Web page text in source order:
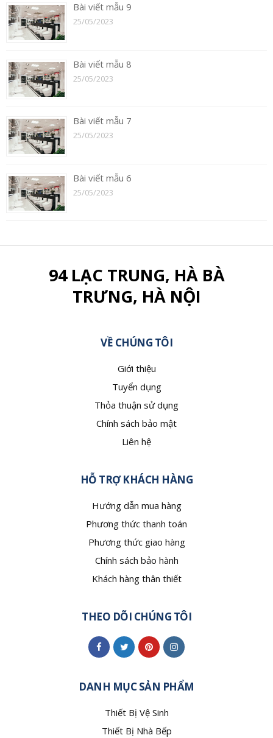
Bài viết mẫu 9
25/05/2023
Bài viết mẫu 8
25/05/2023
Bài viết mẫu 7
25/05/2023
Bài viết mẫu 6
25/05/2023
94 LẠC TRUNG, HÀ BÀ
TRƯNG, HÀ NỘI
VỀ CHÚNG TÔI
Giới thiệu
Tuyển dụng
Thỏa thuận sử dụng
Chính sách bảo mật
Liên hệ
HỖ TRỢ KHÁCH HÀNG
Hướng dẫn mua hàng
Phương thức thanh toán
Phương thức giao hàng
Chính sách bảo hành
Khách hàng thân thiết
THEO DÕI CHÚNG TÔI
DANH MỤC SẢN PHẨM
Thiết Bị Vệ Sinh
Thiết Bị Nhà Bếp